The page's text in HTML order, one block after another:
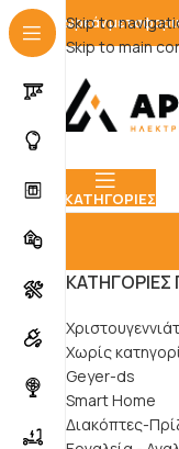
Skip to
Skip to main
Δωρεάν
ΚΑΤΗΓΟΡΊΕΣ
Χωρίς
Geyer-ds
Smart Home
Διακόπτες-